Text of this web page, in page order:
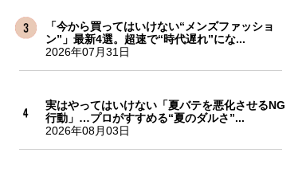
「今から買ってはいけない“メンズファッショ
ン”」最新4選。超速で“時代遅れ”にな...
2026年07月31日
実はやってはいけない「夏バテを悪化させるNG
行動」…プロがすすめる“夏のダルさ”...
2026年08月03日